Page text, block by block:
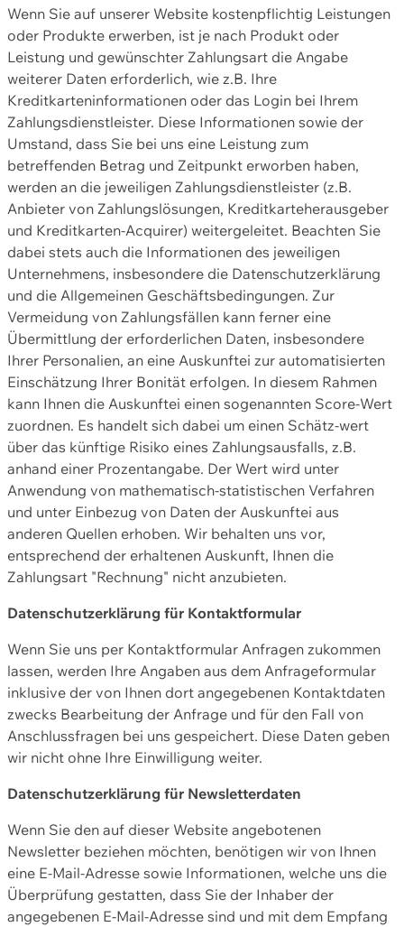
Wenn Sie auf unserer Website kostenpflichtig Leistungen
oder Produkte erwerben, ist je nach Produkt oder
Leistung und gewünschter Zahlungsart die Angabe
weiterer Daten erforderlich, wie z.B. Ihre
Kreditkarteninformationen oder das Login bei Ihrem
Zahlungsdienstleister. Diese Informationen sowie der
Umstand, dass Sie bei uns eine Leistung zum
betreffenden Betrag und Zeitpunkt erworben haben,
werden an die jeweiligen Zahlungsdienstleister (z.B.
Anbieter von Zahlungslösungen, Kreditkarteherausgeber
und Kreditkarten-Acquirer) weitergeleitet. Beachten Sie
dabei stets auch die Informationen des jeweiligen
Unternehmens, insbesondere die Datenschutzerklärung
und die Allgemeinen Geschäftsbedingungen. Zur
Vermeidung von Zahlungsfällen kann ferner eine
Übermittlung der erforderlichen Daten, insbesondere
Ihrer Personalien, an eine Auskunftei zur automatisierten
Einschätzung Ihrer Bonität erfolgen. In diesem Rahmen
kann Ihnen die Auskunftei einen sogenannten Score-Wert
zuordnen. Es handelt sich dabei um einen Schätz-wert
über das künftige Risiko eines Zahlungsausfalls, z.B.
anhand einer Prozentangabe. Der Wert wird unter
Anwendung von mathematisch-statistischen Verfahren
und unter Einbezug von Daten der Auskunftei aus
anderen Quellen erhoben. Wir behalten uns vor,
entsprechend der erhaltenen Auskunft, Ihnen die
Zahlungsart "Rechnung" nicht anzubieten.
Datenschutzerklärung für Kontaktformular
Wenn Sie uns per Kontaktformular Anfragen zukommen
lassen, werden Ihre Angaben aus dem Anfrageformular
inklusive der von Ihnen dort angegebenen Kontaktdaten
zwecks Bearbeitung der Anfrage und für den Fall von
Anschlussfragen bei uns gespeichert. Diese Daten geben
wir nicht ohne Ihre Einwilligung weiter.
Datenschutzerklärung für Newsletterdaten
Wenn Sie den auf dieser Website angebotenen
Newsletter beziehen möchten, benötigen wir von Ihnen
eine E-Mail-Adresse sowie Informationen, welche uns die
Überprüfung gestatten, dass Sie der Inhaber der
angegebenen E-Mail-Adresse sind und mit dem Empfang